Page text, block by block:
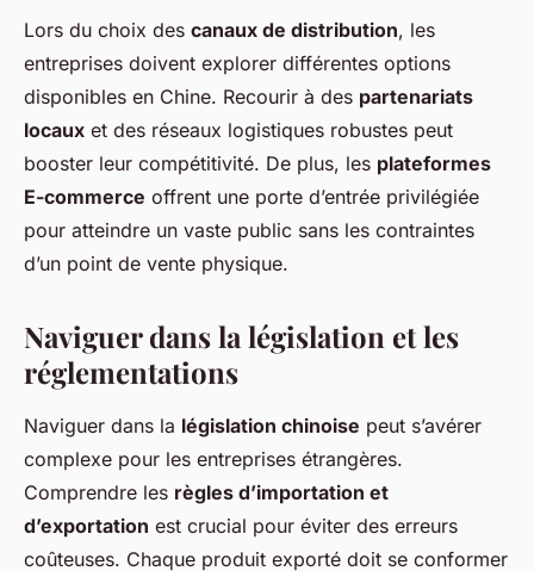
Lors du choix des canaux de distribution, les
entreprises doivent explorer différentes options
disponibles en Chine. Recourir à des partenariats
locaux et des réseaux logistiques robustes peut
booster leur compétitivité. De plus, les plateformes
E-commerce offrent une porte d’entrée privilégiée
pour atteindre un vaste public sans les contraintes
d’un point de vente physique.
Naviguer dans la législation et les
réglementations
Naviguer dans la législation chinoise peut s’avérer
complexe pour les entreprises étrangères.
Comprendre les règles d’importation et
d’exportation est crucial pour éviter des erreurs
coûteuses. Chaque produit exporté doit se conformer